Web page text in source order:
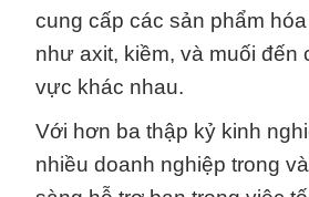
cung cấp các sản phẩm
như axit, kiềm, và muối
vực khác nhau.
Với hơn ba thập kỷ kinh
nhiều doanh nghiệp trong